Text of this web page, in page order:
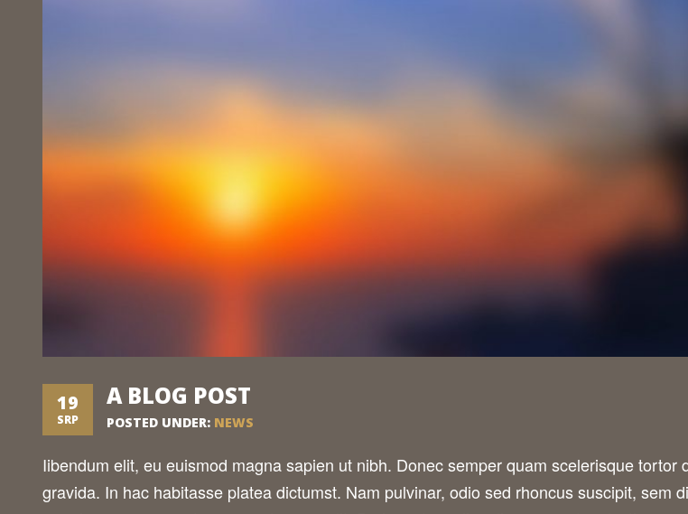
19
SRP
A BLOG POST
POSTED UNDER: NEWS
Iibendum elit, eu euismod magna sapien ut nibh. Donec semper quam scelerisque tortor
gravida. In hac habitasse platea dictumst. Nam pulvinar, odio sed rhoncus suscipit, sem